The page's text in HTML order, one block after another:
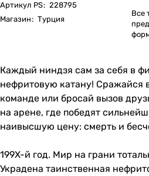
Артикул PS: 228795
Магазин: Турция
Все
Каждый ниндзя сам за себя в
нефритовую катану! Сражайся
команде или бросай вызов
на арене, где победят
наивысшую цену: смерть и
199X-й год. Мир на грани
Украдена таинственная